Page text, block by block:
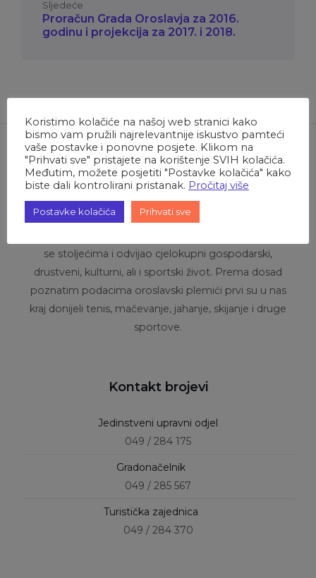
Sljedeće
Proračun Grada Oroslavja za 2016.
godinu i projekcija za 2017. i 2018.
O Oroslavju
se stoljećima i odvijao cjelokupni gospodarski,
drustveni, kulturni, ali i sportski život. Prema dosad
poznatim podacima oroslavski plemići prvi su u nas
kraj donijeli tenis, mačevanje, jahanje, skijanje i druge
sportove.
Kontakt brojevi
Jedinstveni upravni odjel
049 / 284 175
Gradonačelnik
049 / 285 567
Turistička zajednica
049 / 284 370
Koristimo kolačiće na našoj web stranici kako
bismo vam pružili najrelevantnije iskustvo pamteći
vaše postavke i ponovne posjete. Klikom na
"Prihvati sve" pristajete na korištenje SVIH kolačića.
Međutim, možete posjetiti "Postavke kolačića" kako
biste dali kontrolirani pristanak. Pročitaj više
Postavke kolačića Prihvati sve